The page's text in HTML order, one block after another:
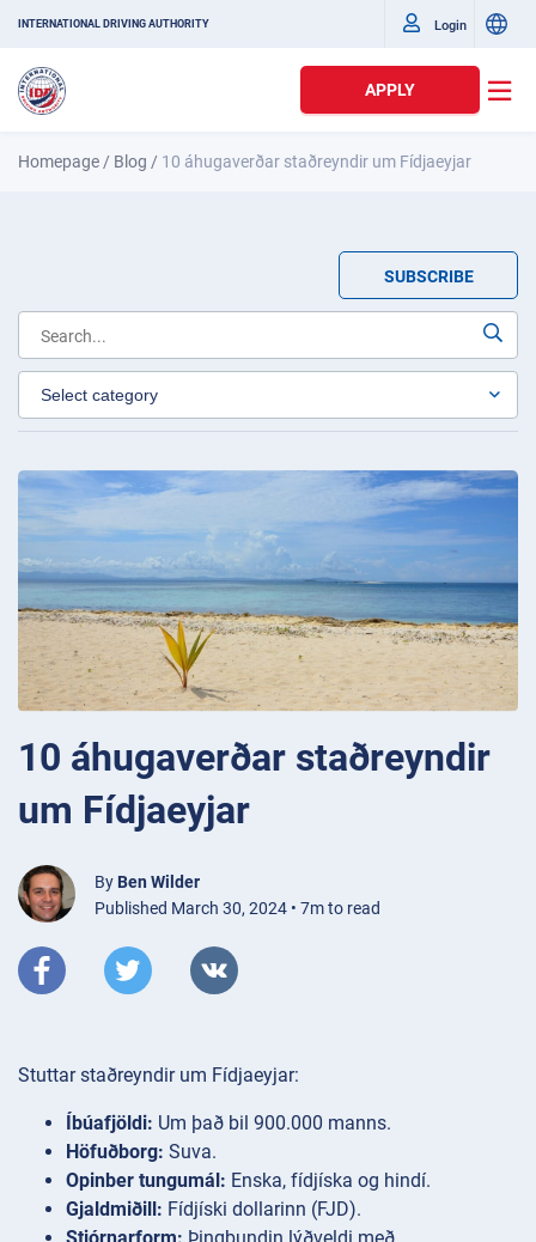
INTERNATIONAL DRIVING AUTHORITY Login
APPLY
Homepage / Blog / 10 áhugaverðar staðreyndir um Fídjaeyjar
SUBSCRIBE
10 áhugaverðar staðreyndir
um Fídjaeyjar
By Ben Wilder
Published March 30, 2024 • 7m to read
Stuttar staðreyndir um Fídjaeyjar:
Íbúafjöldi: Um það bil 900.000 manns.
Höfuðborg: Suva.
Opinber tungumál: Enska, fídjíska og hindí.
Gjaldmiðill: Fídjíski dollarinn (FJD).
Stjórnarform: Þingbundin lýðveldi með